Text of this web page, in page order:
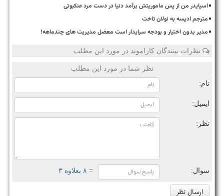
اسپایدر من از پس ماموریتش برآمد دنیا در دست مرد عنکبوتی
مترجم ادیسه به نولان تاخت
مدیر بدون اختیار و بودجه سرایدار است معضل مدیریت های چندماهه!
نظرات بینندگان کاراموند در مورد این مطلب
نظر شما در مورد این مطلب
نام:
ایمیل:
نظر:
سوال: = ۸ بعلاوه ۳